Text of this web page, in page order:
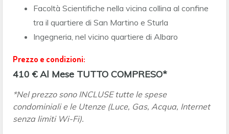
Facoltà Scientifiche nella vicina collina al confine
tra il quartiere di San Martino e Sturla
Ingegneria, nel vicino quartiere di Albaro
Prezzo e condizioni:
410 € Al Mese TUTTO COMPRESO*
*Nel prezzo sono INCLUSE tutte le spese
condominiali e le Utenze (Luce, Gas, Acqua, Internet
senza limiti Wi-Fi).